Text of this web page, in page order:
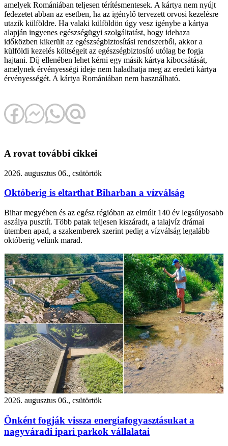
amelyek Romániában teljesen térítésmentesek. A kártya nem nyújt
fedezetet abban az esetben, ha az igénylő tervezett orvosi kezelésre
utazik külföldre. Ha valaki külföldön úgy vesz igénybe a kártya
alapján ingyenes egészségügyi szolgáltatást, hogy idehaza
időközben kikerült az egészségbiztosítási rendszerből, akkor a
külföldi kezelés költségeit az egészségbiztosító utólag be fogja
hajtani. Díj ellenében lehet kérni egy másik kártya kibocsátását,
amelynek érvényességi ideje nem haladhatja meg az eredeti kártya
érvényességét. A kártya Romániában nem használható.
A rovat további cikkei
2026. augusztus 06., csütörtök
Októberig is eltarthat Biharban a vízválság
Bihar megyében és az egész régióban az elmúlt 140 év legsúlyosabb
aszálya pusztít. Több patak teljesen kiszáradt, a talajvíz drámai
ütemben apad, a szakemberek szerint pedig a vízválság legalább
októberig velünk marad.
2026. augusztus 06., csütörtök
Önként fogják vissza energiafogyasztásukat a
nagyváradi ipari parkok vállalatai